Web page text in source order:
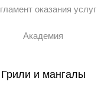
оказания услуг
Академия
Грили и мангалы